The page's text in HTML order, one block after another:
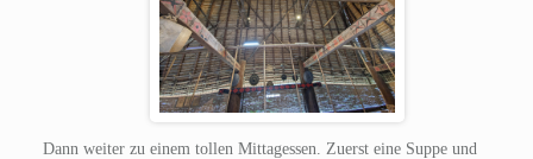
Dann weiter zu einem tollen Mittagessen. Zuerst eine Suppe und